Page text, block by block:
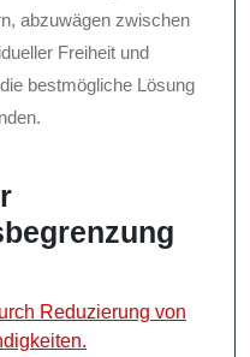
abzuwägen zwischen
Freiheit und
bestmögliche Lösung
Reduzierung von